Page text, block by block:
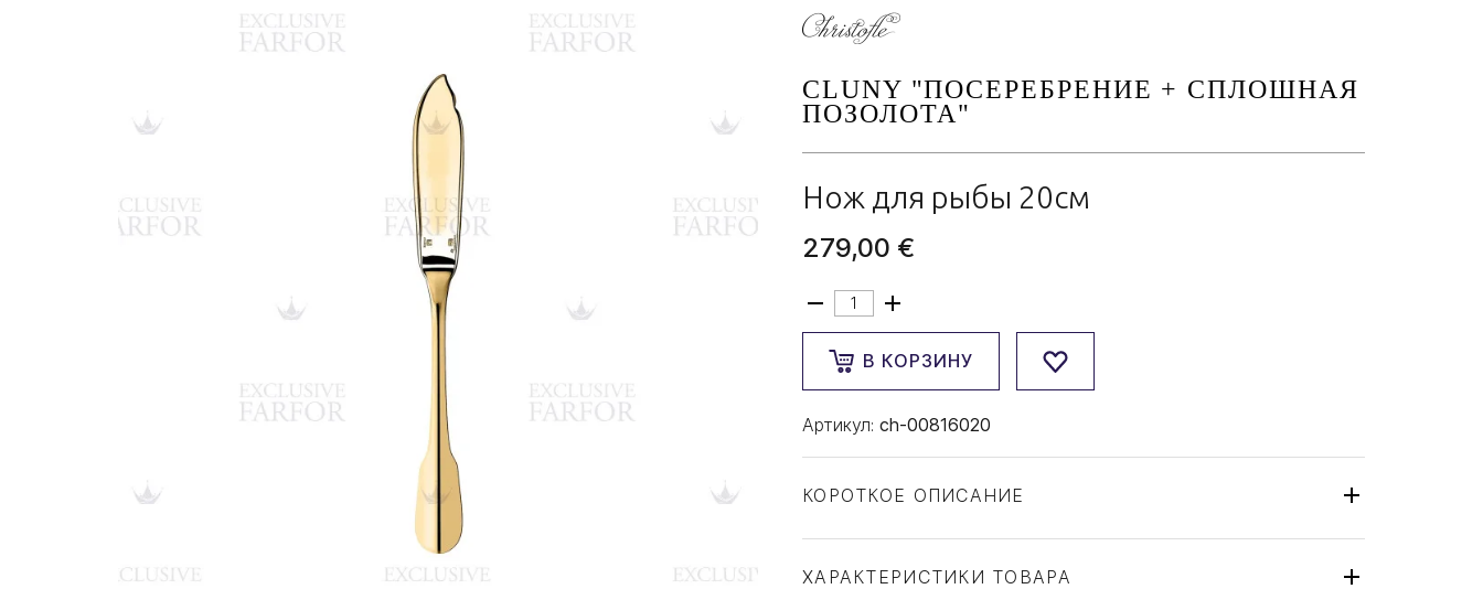
CLUNY "ПОСЕРЕБРЕНИЕ + СПЛОШНАЯ
ПОЗОЛОТА"
Нож для рыбы 20см
279,00 €
В КОРЗИНУ
Артикул: ch-00816020
КОРОТКОЕ ОПИСАНИЕ
ХАРАКТЕРИСТИКИ ТОВАРА